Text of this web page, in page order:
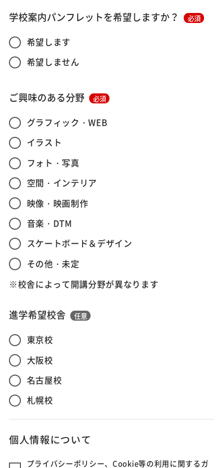
学校案内パンフレットを希望しますか？ 必須
希望します
希望しません
ご興味のある分野 必須
グラフィック・WEB
イラスト
フォト・写真
空間・インテリア
映像・映画制作
音楽・DTM
スケートボード＆デザイン
その他・未定
※校舎によって開講分野が異なります
進学希望校舎 任意
東京校
大阪校
名古屋校
札幌校
個人情報について
プライバシーポリシー、Cookie等の利用に関するガ